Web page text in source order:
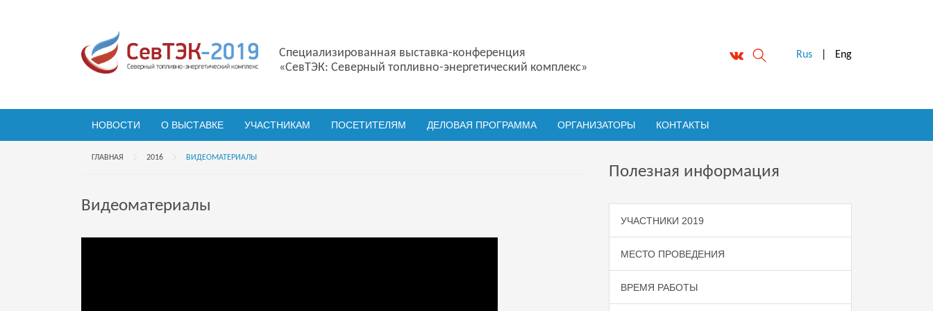
Специализированная выставка-конференция
«СевТЭК: Северный топливно-энергетический комплекс»
Rus Eng
НОВОСТИ О ВЫСТАВКЕ УЧАСТНИКАМ ПОСЕТИТЕЛЯМ ДЕЛОВАЯ ПРОГРАММА ОРГАНИЗАТОРЫ КОНТАКТЫ
ГЛАВНАЯ 2016 ВИДЕОМАТЕРИАЛЫ
Видеоматериалы
Полезная информация
УЧАСТНИКИ 2019
МЕСТО ПРОВЕДЕНИЯ
ВРЕМЯ РАБОТЫ